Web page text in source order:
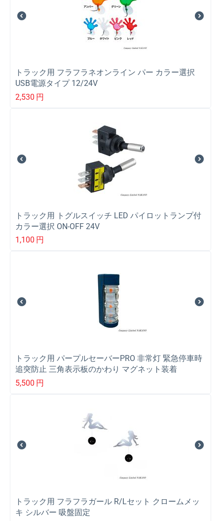
トラック用 フラフラネオンライン パー カラー選択
USB電源タイプ 12/24V
2,530 円
トラック用 トグルスイッチ LED パイロットランプ付
カラー選択 ON-OFF 24V
1,100 円
トラック用 パープルセーバーPRO 非常灯 緊急停車時
追突防止 三角表示板のかわり マグネット装着
5,500 円
トラック用 フラフラガール R/Lセット クロームメッ
キ シルバー 吸盤固定